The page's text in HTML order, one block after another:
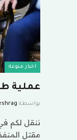
اخبار منوعة
عملية
بواسطة
ننقل لكم
مقتل